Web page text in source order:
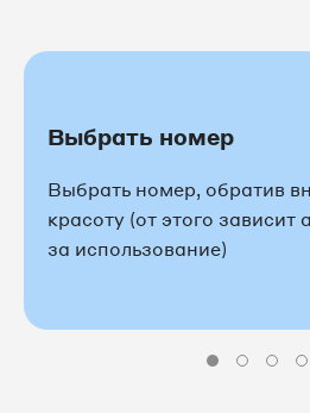
Выбрать номер
Выбрать номер, обратив
красоту (от этого зависит
за использование)